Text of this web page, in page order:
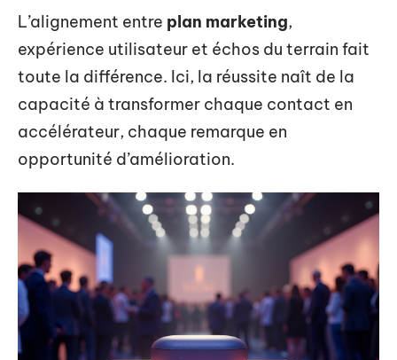
L’alignement entre plan marketing,
expérience utilisateur et échos du terrain fait
toute la différence. Ici, la réussite naît de la
capacité à transformer chaque contact en
accélérateur, chaque remarque en
opportunité d’amélioration.